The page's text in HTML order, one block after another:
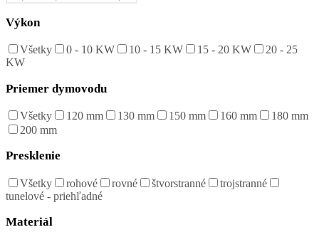
Výkon
Všetky 0 - 10 KW 10 - 15 KW 15 - 20 KW
20 - 25
KW
Priemer dymovodu
Všetky 120 mm 130 mm 150 mm 160 mm
180 mm
200 mm
Presklenie
Všetky rohové rovné štvorstranné
trojstranné
tunelové - priehľadné
Materiál